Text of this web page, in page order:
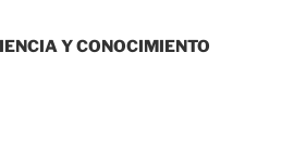
Y CONOCIMIENTO